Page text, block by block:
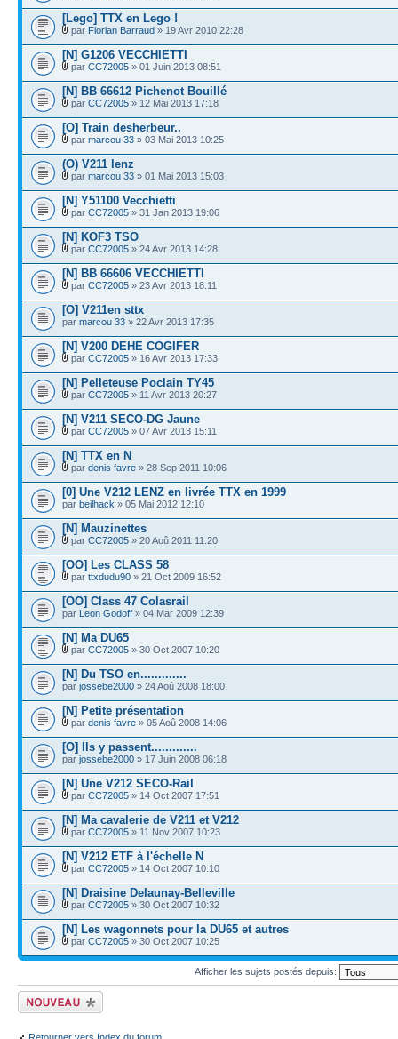
[Lego] TTX en Lego !
par Florian Barraud » 19 Avr 2010 22:28
[N] G1206 VECCHIETTI
par CC72005 » 01 Juin 2013 08:51
[N] BB 66612 Pichenot Bouillé
par CC72005 » 12 Mai 2013 17:18
[O] Train desherbeur..
par marcou 33 » 03 Mai 2013 10:25
(O) V211 lenz
par marcou 33 » 01 Mai 2013 15:03
[N] Y51100 Vecchietti
par CC72005 » 31 Jan 2013 19:06
[N] KOF3 TSO
par CC72005 » 24 Avr 2013 14:28
[N] BB 66606 VECCHIETTI
par CC72005 » 23 Avr 2013 18:11
[O] V211en sttx
par marcou 33 » 22 Avr 2013 17:35
[N] V200 DEHE COGIFER
par CC72005 » 16 Avr 2013 17:33
[N] Pelleteuse Poclain TY45
par CC72005 » 11 Avr 2013 20:27
[N] V211 SECO-DG Jaune
par CC72005 » 07 Avr 2013 15:11
[N] TTX en N
par denis favre » 28 Sep 2011 10:06
[0] Une V212 LENZ en livrée TTX en 1999
par beilhack » 05 Mai 2012 12:10
[N] Mauzinettes
par CC72005 » 20 Aoû 2011 11:20
[OO] Les CLASS 58
par ttxdudu90 » 21 Oct 2009 16:52
[OO] Class 47 Colasrail
par Leon Godoff » 04 Mar 2009 12:39
[N] Ma DU65
par CC72005 » 30 Oct 2007 10:20
[N] Du TSO en.............
par jossebe2000 » 24 Aoû 2008 18:00
[N] Petite présentation
par denis favre » 05 Aoû 2008 14:06
[O] Ils y passent.............
par jossebe2000 » 17 Juin 2008 06:18
[N] Une V212 SECO-Rail
par CC72005 » 14 Oct 2007 17:51
[N] Ma cavalerie de V211 et V212
par CC72005 » 11 Nov 2007 10:23
[N] V212 ETF à l'échelle N
par CC72005 » 14 Oct 2007 10:10
[N] Draisine Delaunay-Belleville
par CC72005 » 30 Oct 2007 10:32
[N] Les wagonnets pour la DU65 et autres
par CC72005 » 30 Oct 2007 10:25
Afficher les sujets postés depuis:
Écrire un nouveau
sujet
Retourner vers Index du forum